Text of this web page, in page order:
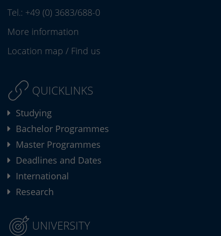
Tel.: +49 (0) 3683/688-0
More information
Location map / Find us
QUICKLINKS
Studying
Bachelor Programmes
Master Programmes
Deadlines and Dates
International
Research
UNIVERSITY